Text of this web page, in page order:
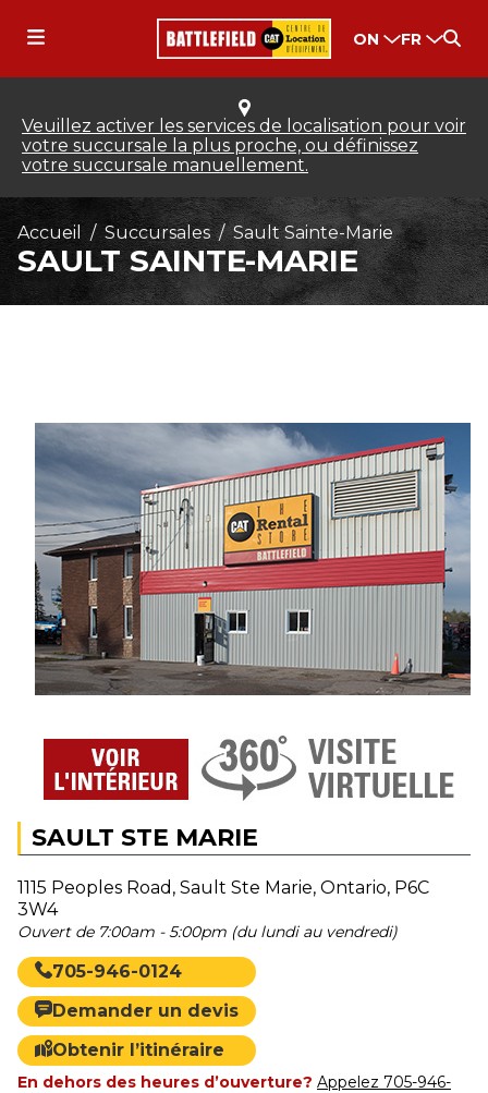
ON FR
Veuillez activer les services de localisation pour voir
votre succursale la plus proche, ou définissez
votre succursale manuellement.
Accueil Succursales Sault Sainte-Marie
SAULT SAINTE-MARIE
SAULT STE MARIE
1115 Peoples Road, Sault Ste Marie, Ontario, P6C
3W4
Ouvert de 7:00am - 5:00pm (du lundi au vendredi)
705-946-0124
Demander un devis
Obtenir l’itinéraire
En dehors des heures d’ouverture? Appelez 705-946-